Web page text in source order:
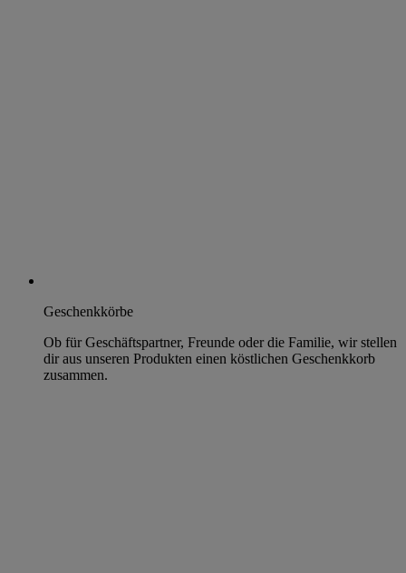
Geschenkkörbe
Ob für Geschäftspartner, Freunde oder die Familie, wir stellen
dir aus unseren Produkten einen köstlichen Geschenkkorb
zusammen.